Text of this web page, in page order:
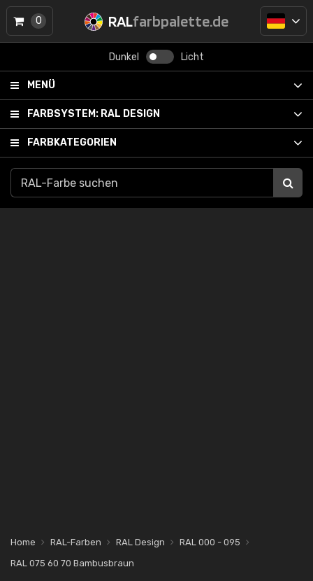
RALfarbpalette.de
Dunkel Licht
MENÜ
FARBSYSTEM: RAL DESIGN
FARBKATEGORIEN
0
Home RAL-Farben RAL Design
RAL 000 - 095
RAL 075 60 70 Bambusbraun